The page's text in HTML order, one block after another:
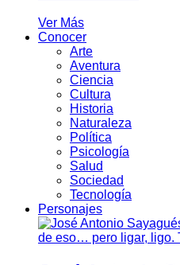
Ver Más
Conocer
Arte
Aventura
Ciencia
Cultura
Historia
Naturaleza
Política
Psicología
Salud
Sociedad
Tecnología
Personajes